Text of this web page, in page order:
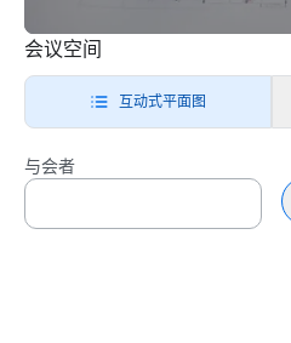
会议空间
互动式平面图
与会者